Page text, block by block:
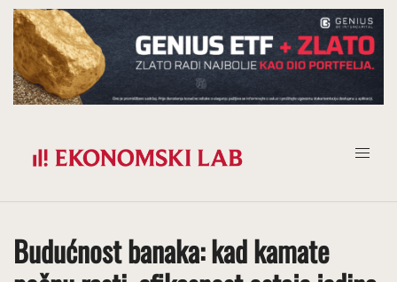
Prijeđi
na
sadržaj
Budućnost banaka: kad kamate